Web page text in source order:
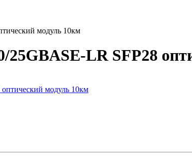
модуль 10км
LR SFP28